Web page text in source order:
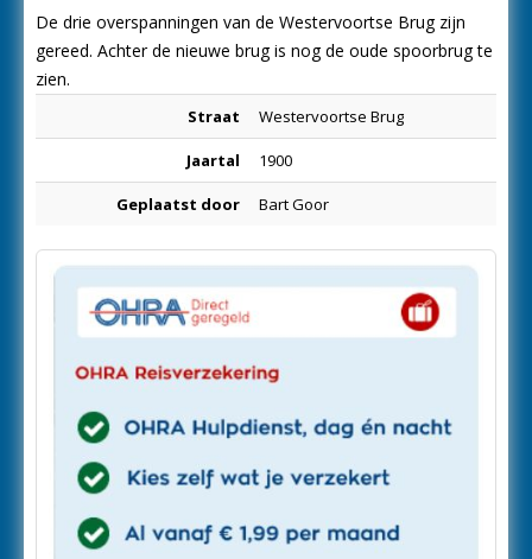
De drie overspanningen van de Westervoortse Brug zijn
gereed. Achter de nieuwe brug is nog de oude spoorbrug te
zien.
Straat Westervoortse Brug
Jaartal 1900
Geplaatst door Bart Goor